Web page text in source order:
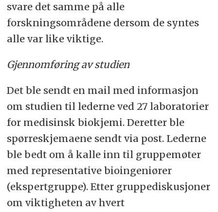
svare det samme på alle
forskningsområdene dersom de syntes
alle var like viktige.
Gjennomføring av studien
Det ble sendt en mail med informasjon
om studien til lederne ved 27 laboratorier
for medisinsk biokjemi. Deretter ble
spørreskjemaene sendt via post. Lederne
ble bedt om å kalle inn til gruppemøter
med representative bioingeniører
(ekspertgruppe). Etter gruppediskusjoner
om viktigheten av hvert